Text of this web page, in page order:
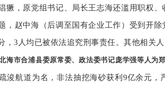
獗，原党组书记、局长王志海还滥用职权
，赵中海（后调至国有企业工作）受到开
，3人均已被依法追究刑事责任。其他相关人
海市合浦县委原常委、政法委书记庞学强等人为
浚航道为名，非法抽挖海砂获利9亿余元，